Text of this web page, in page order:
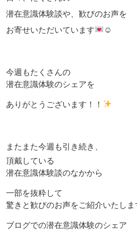
潜在意識体験談や、歓びのお声を
お寄せいただいています
☺
今週もたくさんの
潜在意識体験のシェアを
ありがとうございます！！
またまた今週も引き続き、
頂戴している
潜在意識体験談のなかから
一部を抜粋して
驚きと歓びのお声をご紹介いたしま
ブログでの潜在意識体験のシェア